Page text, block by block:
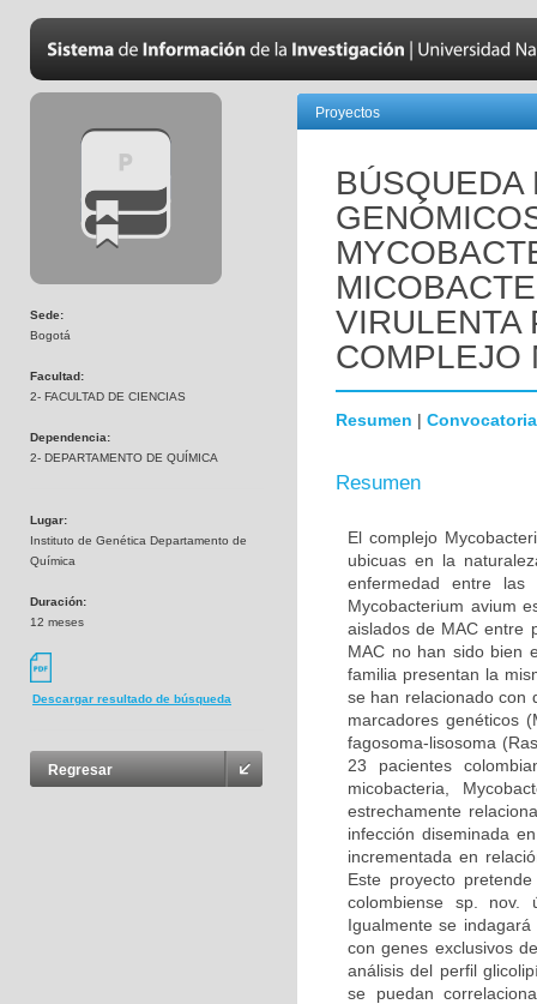
Sede:
Bogotá
Facultad:
2- FACULTAD DE CIENCIAS
Dependencia:
2- DEPARTAMENTO DE QUÍMICA
Lugar:
Instituto de Genética Departamento de
Química
Duración:
12 meses
Descargar resultado de búsqueda
Regresar
Proyectos
BÚSQUEDA
VIRULENTA
COMPLEJO
Resumen | Convocatoria
Resumen
El complejo
ubicuas en la
enfermedad entre las
Mycobacterium avium
aislados de MAC entre
MAC no han sido bien
familia presentan la
se han relacionado con
marcadores genéticos
fagosoma-lisosoma
23 pacientes
micobacteria,
estrechamente
infección diseminada
incrementada en
Este proyecto
colombiense sp. nov.
Igualmente se
con genes exclusivos
análisis del perfil
se puedan